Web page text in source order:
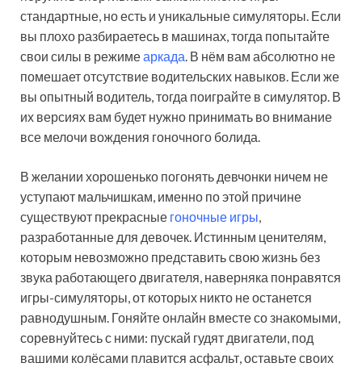
стандартные, но есть и уникальные симуляторы. Если
вы плохо разбираетесь в машинах, тогда попытайте
свои силы в режимеаркада. В нём вам абсолютно не
помешает отсутствие водительских навыков. Если же
вы опытный водитель, тогда поиграйте в симулятор. В
их версиях вам будет нужно принимать во внимание
все мелочи вождения гоночного болида.
В желании хорошенько погонять девчонки ничем не
уступают мальчишкам, именно по этой причине
существуют прекрасные гоночные игры,
разработанные для девочек. Истинным ценителям,
которым невозможно представить свою жизнь без
звука работающего двигателя, наверняка понравятся
игры-симуляторы, от которых никто не останется
равнодушным. Гоняйте онлайн вместе со знакомыми,
соревнуйтесь с ними: пускай гудят двигатели, под
вашими колёсами плавится асфальт, оставьте своих